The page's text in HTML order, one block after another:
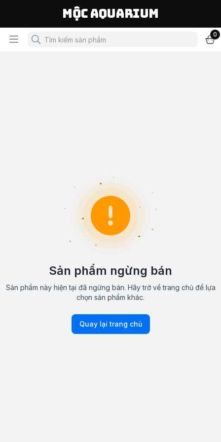
Mộc Aquarium
0
Sản phẩm ngừng bán
Sản phẩm này hiện tại đã ngừng bán. Hãy trở về trang chủ để lựa
chọn sản phẩm khác.
Quay lại trang chủ